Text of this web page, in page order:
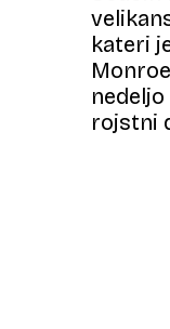
kateri
rojstni